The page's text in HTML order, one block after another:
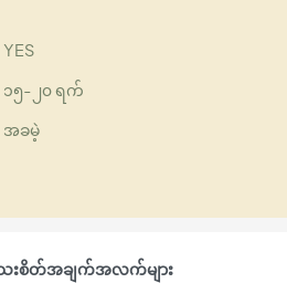
YES
၁၅-၂၀ ရက်
အခမဲ့
စိတ်အချက်အလက်များ